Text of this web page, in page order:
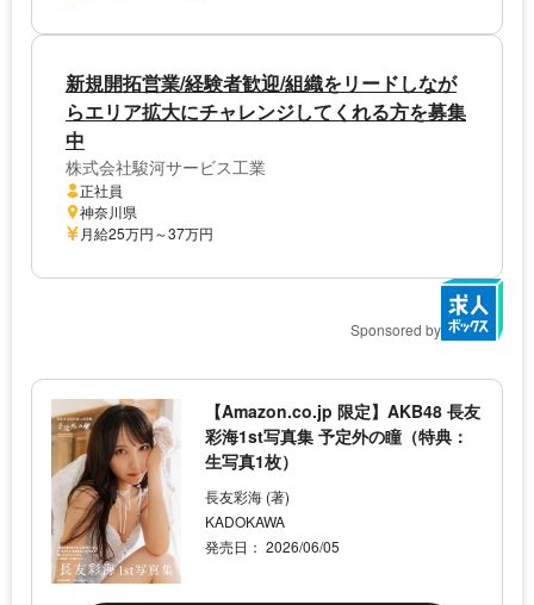
新規開拓営業/経験者歓迎/組織をリードしなが
らエリア拡大にチャレンジしてくれる方を募集
中
株式会社駿河サービス工業
正社員
神奈川県
月給25万円～37万円
Sponsored by
【Amazon.co.jp 限定】AKB48 長友
彩海1st写真集 予定外の瞳（特典：
生写真1枚）
長友彩海 (著)
KADOKAWA
発売日： 2026/06/05